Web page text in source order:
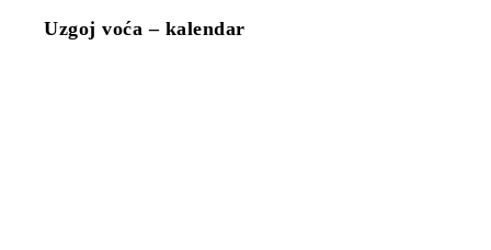
Uzgoj voća – kalendar